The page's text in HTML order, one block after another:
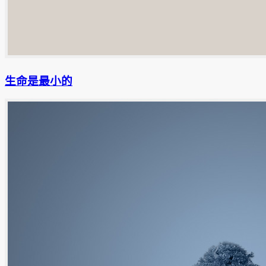
生命是最小的